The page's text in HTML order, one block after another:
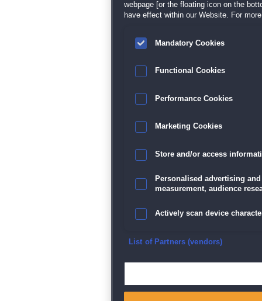
Datenschutz| AGB|Impressum
webpage [or the floating icon on the
have effect within our Website. For
Mandatory Cookies
Functional Cookies
Performance Cookies
Marketing Cookies
Store and/or access
Personalised advertising
measurement, audience
Actively scan device
Ensure security, prevent
List of Partners (vendors)